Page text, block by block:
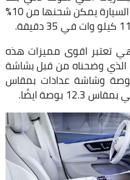
السيارة، ولكن مرسيدس توضح ان السيارة يمكن شحنها من 10%
تعتبر اقوى مميزات هذه
الذي وضحناه من قبل بشاشة
عملاقة بمقاس 17.7 بوصة وشاشة عدادات بمقاس